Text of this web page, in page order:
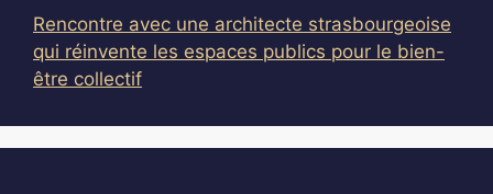
Rencontre avec une architecte strasbourgeoise
qui réinvente les espaces publics pour le bien-
être collectif